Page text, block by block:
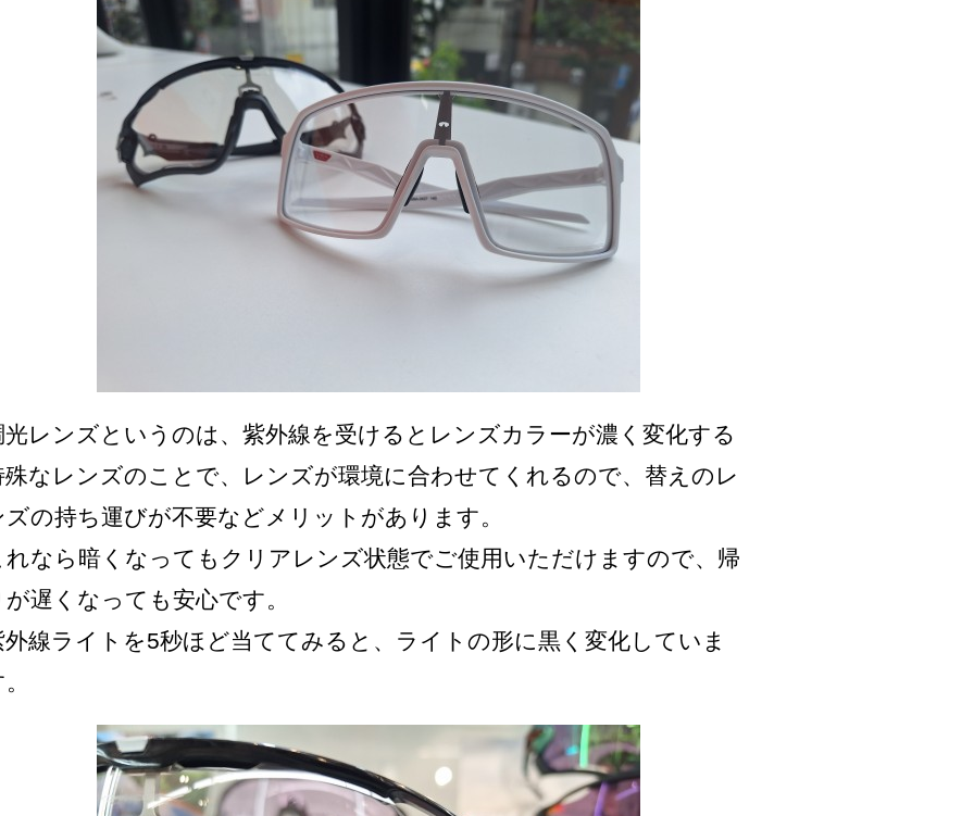
光レンズというのは、紫外線を受けるとレンズカラーが濃く変化する
殊なレンズのことで、レンズが環境に合わせてくれるので、替えのレ
ズの持ち運びが不要などメリットがあります。
れなら暗くなってもクリアレンズ状態でご使用いただけますので、帰
が遅くなっても安心です。
外線ライトを5秒ほど当ててみると、ライトの形に黒く変化していま